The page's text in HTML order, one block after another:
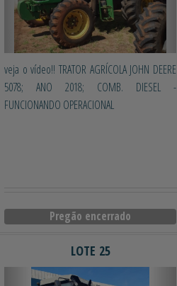
veja o vídeo!! TRATOR AGRÍCOLA JOHN DEERE
5078; ANO 2018; COMB. DIESEL -
FUNCIONANDO OPERACIONAL
Pregão encerrado
LOTE 25
Anterior